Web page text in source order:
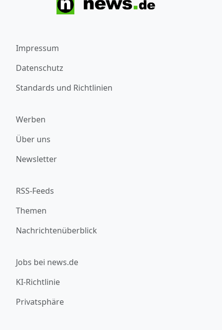
Impressum
Datenschutz
Standards und Richtlinien
Werben
Über uns
Newsletter
RSS-Feeds
Themen
Nachrichtenüberblick
Jobs bei news.de
KI-Richtlinie
Privatsphäre